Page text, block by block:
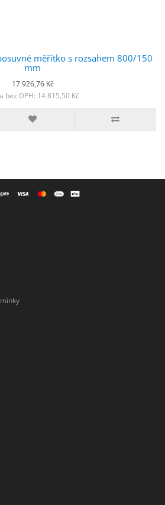
měřítko s rozsahem 800/150
mm
17 926,76 Kč
bez DPH: 14 815,50 Kč